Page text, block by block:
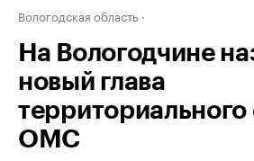
Вологодская область
На Вологодчине
новый глава
ОМС